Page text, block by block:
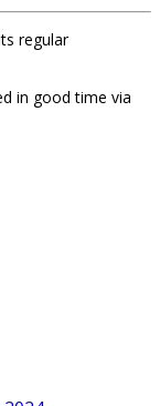
regular
in good time via